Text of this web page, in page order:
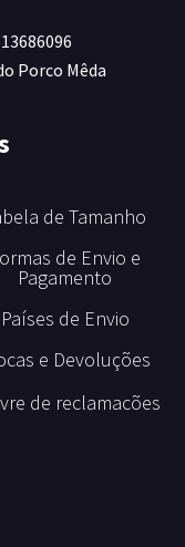
Porco Mêda
de Tamanho
de Envio e
Pagamento
Países de Envio
e Devoluções